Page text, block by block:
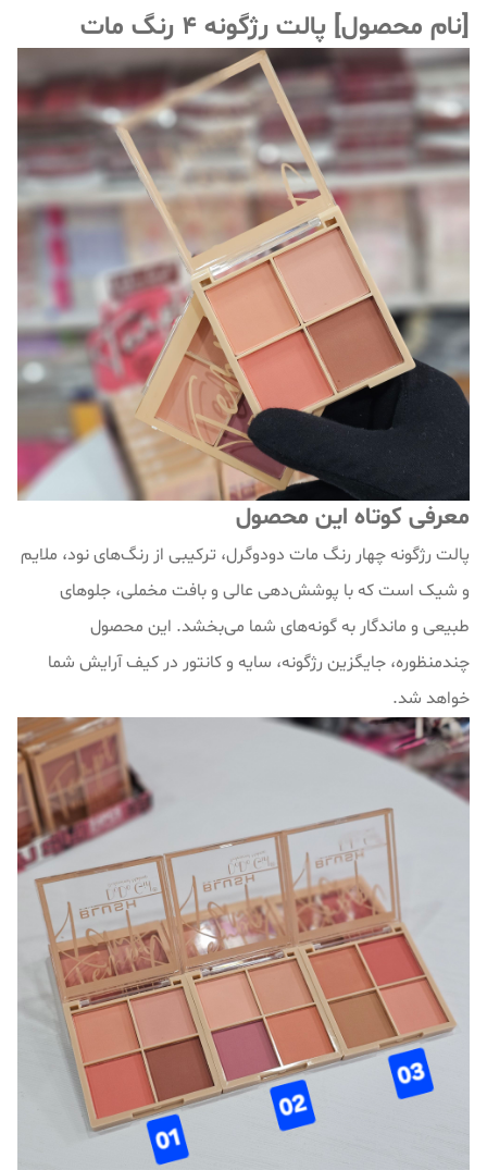
[نام محصول] پالت رژگونه 4 رنگ مات
معرفی کوتاه این محصول
پالت رژگونه چهار رنگ مات دودوگرل، ترکیبی از رنگ‌های نود، ملایم
و شیک است که با پوشش‌دهی عالی و بافت مخملی، جلوهای
طبیعی و ماندگار به گونه‌های شما می‌بخشد. این محصول
چندمنظوره، جایگزین رژگونه، سایه و کانتور در کیف آرایش شما
خواهد شد.